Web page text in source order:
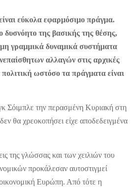
εύκολα εφαρμόσιμο πράγμα.
δυσνόητο της βασικής της θέσης,
γραμμικά δυναμικά συστήματα
αλλαγών στις αρχικές
ωστόσο τα πράγματα είναι
Σόιμπλε την περασμένη Κυριακή στη
θα χρεοκοπήσει είχε αποδεδειγμένα
της γλώσσας και των χειλιών του
προκάλεσαν αυτοστιγμεί
Ευρώπη. Από τότε η